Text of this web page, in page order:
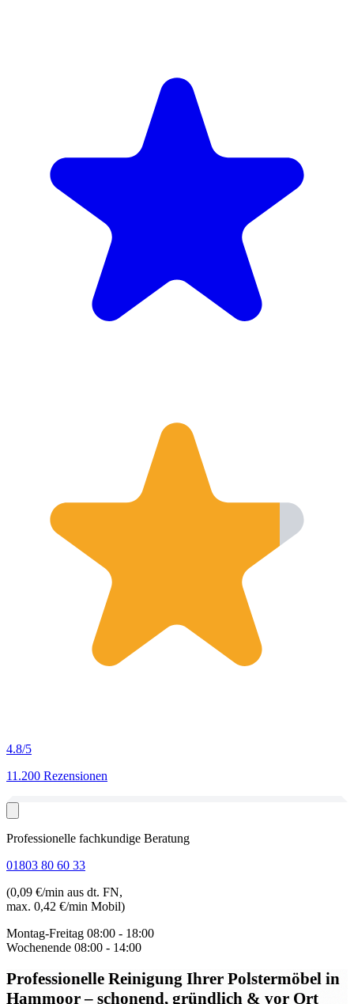
4.8/5
11.200 Rezensionen
Professionelle fachkundige Beratung
01803 80 60 33
(0,09 €/min aus dt. FN,
max. 0,42 €/min Mobil)
Montag-Freitag 08:00 - 18:00
Wochenende 08:00 - 14:00
Professionelle Reinigung Ihrer Polstermöbel in
Hammoor– schonend, gründlich & vor Ort